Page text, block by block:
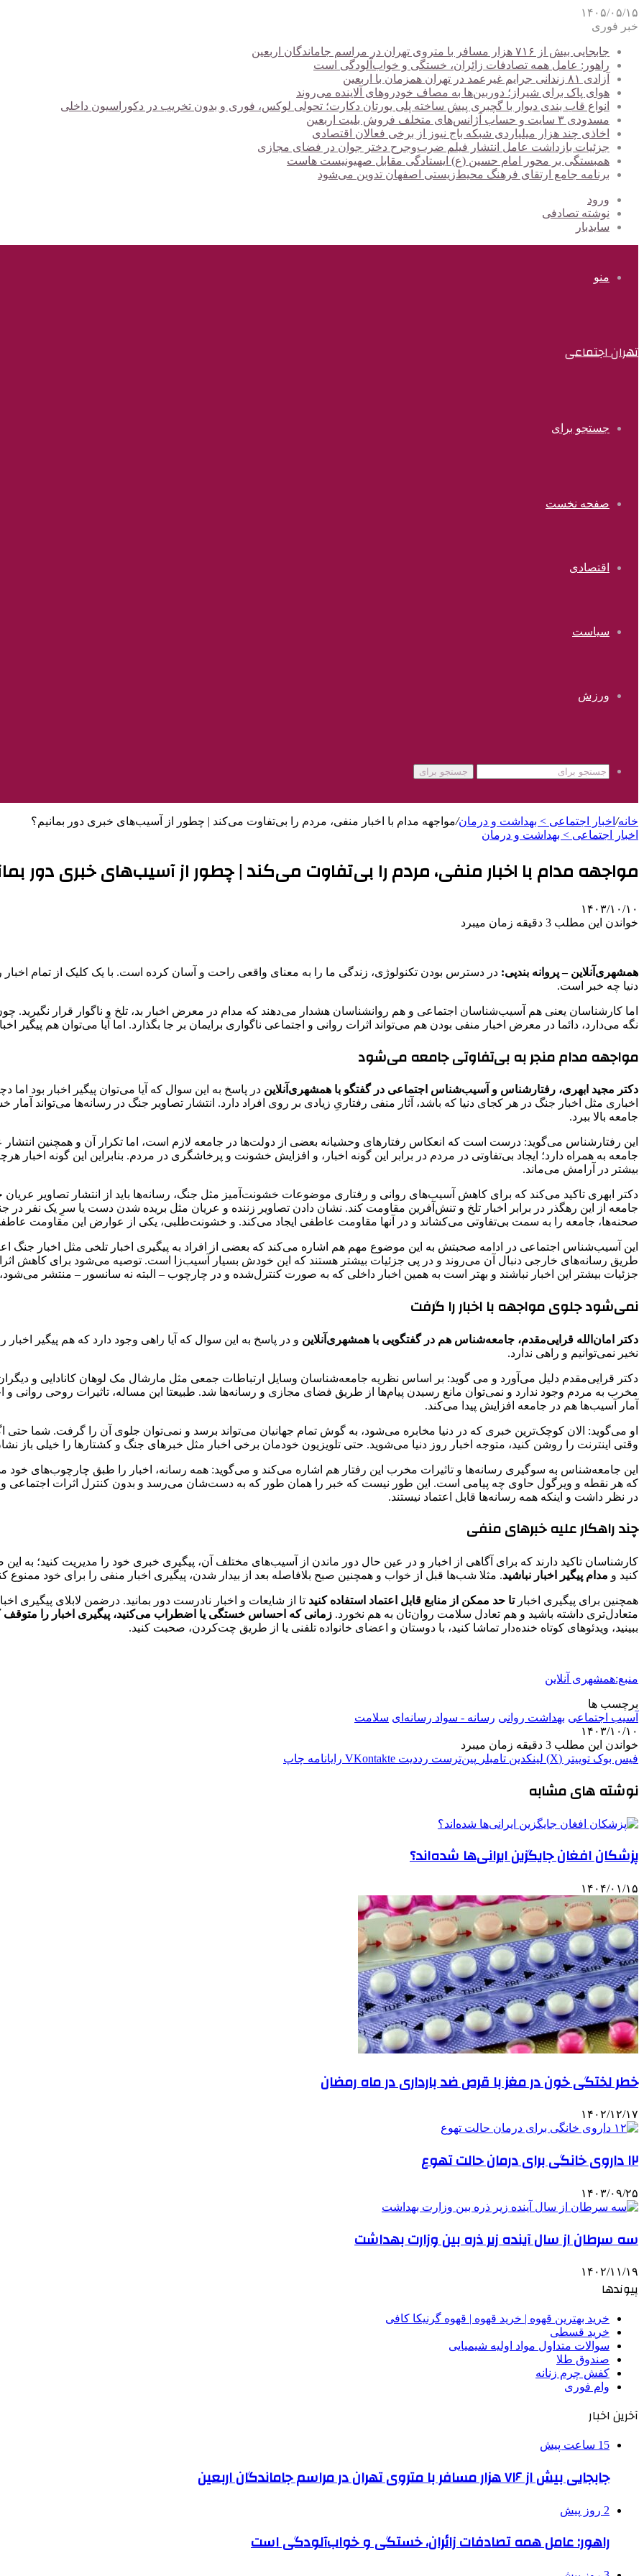
۱۴۰۵/۰۵/۱۵
خبر فوری
جابجایی بیش از ۷۱۶ هزار مسافر با متروی تهران در مراسم جاماندگان اربعین
راهور: عامل همه تصادفات زائران، خستگی و خواب‌آلودگی است
آزادی ۸۱ زندانی جرایم غیرعمد در تهران همزمان با اربعین
هوای پاک برای شیراز؛ دوربین‌ها به مصاف خودروهای آلاینده می‌روند
انواع قاب بندی دیوار با گچبری پیش ساخته پلی یورتان دکارت؛ تحولی لوکس، فوری و بدون تخریب در دکوراسیون داخلی
مسدودی ۳ سایت و حساب آژانس‌های متخلف فروش بلیت اربعین
اخاذی چند هزار میلیاردی شبکه باج نیوز از برخی فعالان اقتصادی
جزئیات بازداشت عامل انتشار فیلم ضرب‌وجرح دختر جوان در فضای مجازی
همبستگی بر محور امام حسین (ع) ایستادگی مقابل صهیونیست هاست
برنامه جامع ارتقای فرهنگ محیط‌زیستی اصفهان تدوین می‌شود
ورود
نوشته تصادفی
سایدبار
منو
تهران اجتماعی
جستجو برای
صفحه نخست
اقتصادی
سیاست
ورزش
جستجو برای
خانه/ اخبار اجتماعی > بهداشت و درمان/مواجهه مدام با اخبار منفی، مردم را بی‌تفاوت می‌کند | چطور از آسیب‌های خبری دور بمانیم؟
اخبار اجتماعی > بهداشت و درمان
مواجهه مدام با اخبار منفی، مردم را بی‌تفاوت می‌کند | چطور از آسیب‌های خبری دور
۱۴۰۳/۱۰/۱۰
خواندن این مطلب 3 دقیقه زمان میبرد
همشهری‌آنلاین – پروانه بندپی: در دسترس بودن تکنولوژی، زندگی ما را به معنای واقعی راحت و آسان کرده است. با یک کلیک از تمام
دنیا چه خبر است.
اما کارشناسان یعنی هم آسیب‌شناسان اجتماعی و هم روانشناسان هشدار می‌دهند که مدام در معرض اخبار بد، تلخ و ناگوار قرار نگیرید.
نگه می‌دارد، دائما در معرض اخبار منفی بودن هم می‌تواند اثرات روانی و اجتماعی ناگواری برایمان بر جا بگذارد. اما آیا می‌توان هم پیگیر
مواجهه مدام منجر به بی‌تفاوتی جامعه می‌شود
دکتر مجید ابهری، رفتارشناس و آسیب‌شناس اجتماعی در گفتگو با همشهری‌آنلاین در پاسخ به این سوال که آیا می‌توان پیگیر اخبار بود
اخباری مثل اخبار جنگ در هر کجای دنیا که باشد، آثار منفی رفتاریِ زیادی بر روی افراد دارد. انتشار تصاویر جنگ در رسانه‌ها
جامعه بالا ببرد.
این رفتارشناس می‌گوید: درست است که انعکاس رفتارهای وحشیانه بعضی از دولت‌ها در جامعه لازم است، اما تکرار آن و همچنین انتشار
جامعه به همراه دارد؛ ایجاد بی‌تفاوتی در مردم در برابر این گونه اخبار، و افزایش خشونت و پرخاشگری در مردم. بنابراین این گونه اخبار
بیشتر در آرامش می‌ماند.
دکتر ابهری تاکید می‌کند که برای کاهش آسیب‌های روانی و رفتاری موضوعات خشونت‌آمیز مثل جنگ، رسانه‌ها باید از انتشار تصاویر عریان
جامعه از این رهگذر در برابر اخبار تلخ و تنش‌آفرین مقاومت کند. نشان دادن تصاویر زننده و عریان مثل بریده شدن دست یا سرِ یک نفر در
صحنه‌ها، جامعه را به سمت بی‌تفاوتی می‌کشاند و در آنها مقاومت عاطفی ایجاد می‌کند. و خشونت‌طلبی، یکی از عوارض این مقاومت
این آسیب‌شناس اجتماعی در ادامه صحبتش به این موضوع مهم هم اشاره می‌کند که بعضی از افراد به پیگیری اخبار تلخی مثل اخبار جنگ
طریق رسانه‌های خارجی دنبال آن می‌روند و در پی جزئیات بیشتر هستند که این خودش بسیار آسیب‌زا است. توصیه می‌شود برای کاهش
جزئیات بیشتر این اخبار نباشند و بهتر است به همین اخبار داخلی که به صورت کنترل‌شده و در چارچوب – البته نه سانسور – منتشر می‌شود،
نمی‌شود جلوی مواجهه با اخبار را گرفت
دکتر امان‌الله قرایی‌مقدم، جامعه‌شناس هم در گفتگویی با همشهری‌آنلاین و در پاسخ به این سوال که آیا راهی وجود دارد که هم پیگیر
نخیر نمی‌توانیم و راهی ندارد.
دکتر قرایی‌مقدم دلیل می‌آورد و می گوید: بر اساس نظریه جامعه‌شناسان وسایل ارتباطات جمعی مثل مارشال مک لوهان کانادایی و
مخرب به مردم وجود ندارد و نمی‌توان مانع رسیدن پیام‌ها از طریق فضای مجازی و رسانه‌ها شد. طبیعتا این مساله، تاثیرات روحی روانی و
آمار آسیب‌ها هم در جامعه افزایش پیدا می‌کند.
او می‌گوید: الان کوچک‌ترین خبری که در دنیا مخابره می‌شود، به گوش تمام جهانیان می‌تواند برسد و نمی‌توان جلوی آن را گرفت. شما حتی
وقتی اینترنت را روشن کنید، متوجه اخبار روز دنیا می‌شوید. حتی تلویزیون خودمان برخی اخبار مثل خبرهای جنگ و کشتارها را خیلی باز
این جامعه‌شناس به سوگیری رسانه‌ها و تاثیرات مخرب این رفتار هم اشاره می‌کند و می‌گوید: همه رسانه، اخبار را طبق چارچوب‌های
که هر نقطه و ویرگول حاوی چه پیامی است. این طور نیست که خبر را همان طور که به دست‌شان می‌رسد و بدون کنترل اثرات اجتماعی و
در نظر داشت و اینکه همه رسانه‌ها قابل اعتماد نیستند.
چند راهکار علیه خبرهای منفی
کارشناسان تاکید دارند که برای آگاهی از اخبار و در عین حال دور ماندن از آسیب‌های مختلف آن، پیگیری خبری خود را مدیریت کنید؛ به
کنید و مدام پیگیر اخبار نباشید. مثلا شب‌ها قبل از خواب و همچنین صبح بلافاصله بعد از بیدار شدن، پیگیری اخبار منفی را برای خود ممنوع
همچنین برای پیگیری اخبارتا حد ممکن از منابع قابل ‌اعتماد استفاده کنید تا از شایعات و اخبار نادرست دور بمانید. درضمن لابلای پیگیری
متعادل‌تری داشته باشید و هم تعادل سلامت روان‌تان به هم نخورد. زمانی که احساس خستگی یا اضطراب می‌کنید، پیگیری اخبار را متوقف
ببینید، ویدئوهای کوتاه خنده‌دار تماشا کنید، با دوستان و اعضای خانواده تلفنی یا از طریق چت‌کردن، صحبت کنید.
منبع:همشهری آنلاین
برچسب ها
آسیب اجتماعی بهداشت روانی رسانه - سواد رسانه‌ای سلامت
۱۴۰۳/۱۰/۱۰
خواندن این مطلب 3 دقیقه زمان میبرد
فیس بوک توییتر (X) لینکدین ‫تامبلر ‫پین‌ترست ‫رددیت ‫VKontakte رایانامه چاپ
نوشته های مشابه
پزشکان افغان جایگزین ایرانی‌ها شده‌اند؟
۱۴۰۴/۰۱/۱۵
خطر لختگی خون در مغز با قرص ضد بارداری در ماه رمضان
۱۴۰۲/۱۲/۱۷
۱۲ داروی خانگی برای درمان حالت تهوع
۱۴۰۳/۰۹/۲۵
سه سرطان از سال آینده زیر ذره‌ بین وزارت بهداشت
۱۴۰۲/۱۱/۱۹
پیوندها
خرید بهترین قهوه | خرید قهوه | قهوه گرنیکا کافی
خرید قسطی
سوالات متداول مواد اولیه شیمیایی
صندوق طلا
کفش چرم زنانه
وام فوری
آخرین اخبار
15 ساعت پیش
جابجایی بیش از ۷۱۶ هزار مسافر با متروی تهران در مراسم جاماندگان اربعین
2 روز پیش
راهور: عامل همه تصادفات زائران، خستگی و خواب‌آلودگی است